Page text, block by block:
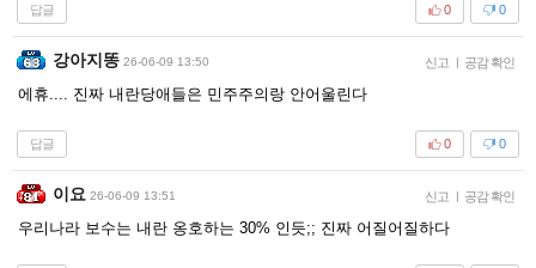
답글 0
0
강아지똥 26-06-09 13:50 신고 | 공감 확인
에휴.... 진짜 내란당애들은 민주주의랑 안어울린다
답글 0
0
이요 26-06-09 13:51 신고 | 공감 확인
우리나라 보수는 내란 옹호하는 30% 인듯;; 진짜 어질어질하다